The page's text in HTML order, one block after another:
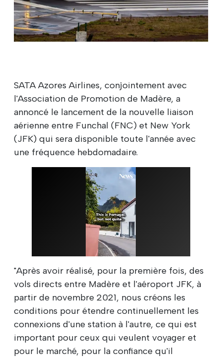
SATA Azores Airlines, conjointement avec
l'Association de Promotion de Madère, a
annoncé le lancement de la nouvelle liaison
aérienne entre Funchal (FNC) et New York
(JFK) qui sera disponible toute l'année avec
une fréquence hebdomadaire.
"Après avoir réalisé, pour la première fois, des
vols directs entre Madère et l'aéroport JFK, à
partir de novembre 2021, nous créons les
conditions pour étendre continuellement les
connexions d'une station à l'autre, ce qui est
important pour ceux qui veulent voyager et
pour le marché, pour la confiance qu'il